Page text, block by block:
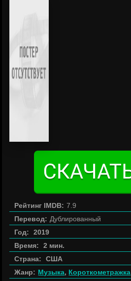
Рейтинг IMDB: 7.9
Перевод: Дублированный
Год:
2019
Время:
2 мин.
Страна:
США
Жанр: Музыка, Короткометражка